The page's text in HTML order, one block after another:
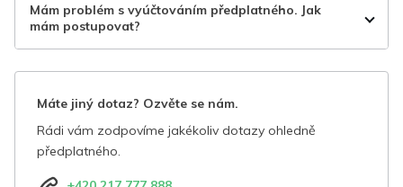
Mám problém s vyúčtováním předplatného. Jak
mám postupovat?
Máte jiný dotaz? Ozvěte se nám.
Rádi vám zodpovíme jakékoliv dotazy ohledně
předplatného.